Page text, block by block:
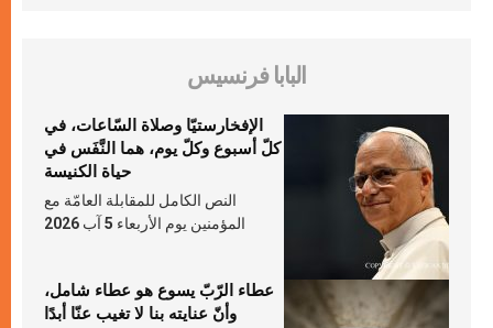
البابا فرنسيس
الإفخارستيّا وصلاة السّاعات، في
كلّ أسبوع وكلّ يوم، هما النَّفَس في
حياة الكنيسة
النص الكامل للمقابلة العامّة مع
المؤمنين يوم الأربعاء 5 آب 2026
عطاء الرّبّ يسوع هو عطاء شامل،
وأنّ عنايته بنا لا تغيب عنّا أبدًا